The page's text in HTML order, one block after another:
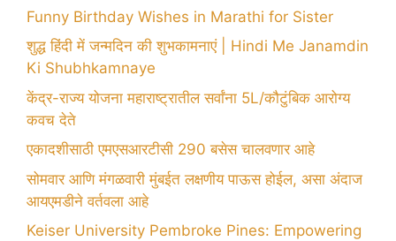
Funny Birthday Wishes in Marathi for Sister
शुद्ध हिंदी में जन्मदिन की शुभकामनाएं | Hindi Me Janamdin
Ki Shubhkamnaye
केंद्र-राज्य योजना महाराष्ट्रातील सर्वांना 5L/कौटुंबिक आरोग्य
कवच देते
एकादशीसाठी एमएसआरटीसी 290 बसेस चालवणार आहे
सोमवार आणि मंगळवारी मुंबईत लक्षणीय पाऊस होईल, असा अंदाज
आयएमडीने वर्तवला आहे
Keiser University Pembroke Pines: Empowering